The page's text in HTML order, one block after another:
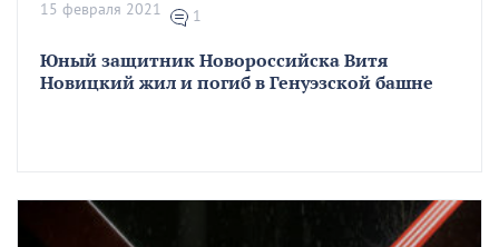
Юный защитник Новороссийска Витя
Новицкий жил и погиб в Генуэзской башне
15 февраля 2021 1